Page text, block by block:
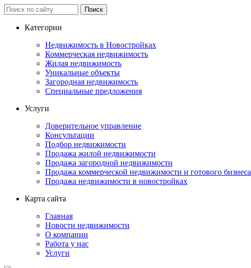
Категории
Недвижимость в Новостройках
Коммерческая недвижимость
Жилая недвижимость
Уникальные объекты
Загородная недвижимость
Специальные предложения
Услуги
Доверительное управление
Консультации
Подбор недвижимости
Продажа жилой недвижимости
Продажа загородной недвижимости
Продажа коммерческой недвижимости и готового бизнеса
Продажа недвижимости в новостройках
Карта сайта
Главная
Новости недвижимости
О компании
Работа у нас
Услуги